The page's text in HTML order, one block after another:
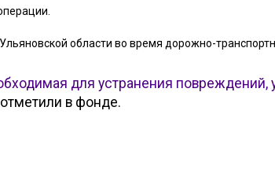
области во время дорожно-
для устранения повреждений,
в фонде.